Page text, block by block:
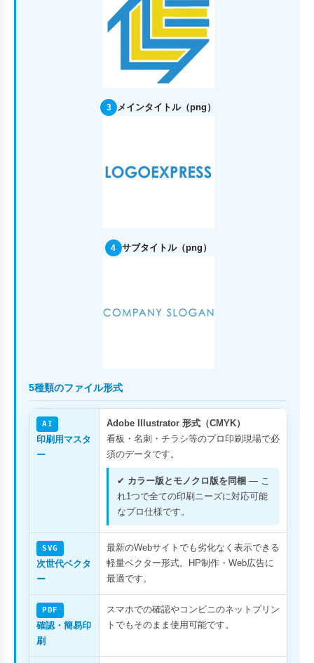
3 メインタイトル（png）
4 サブタイトル（png）
5種類のファイル形式
AI
印刷用マスタ
ー
Adobe Illustrator 形式（CMYK）
看板・名刺・チラシ等のプロ印刷現場で必
須のデータです。
✔ カラー版とモノクロ版を同梱 — こ
れ1つで全ての印刷ニーズに対応可能
なプロ仕様です。
SVG
次世代ベクタ
ー
最新のWebサイトでも劣化なく表示できる
軽量ベクター形式。HP制作・Web広告に
最適です。
PDF
確認・簡易印
刷
スマホでの確認やコンビニのネットプリン
トでもそのまま使用可能です。